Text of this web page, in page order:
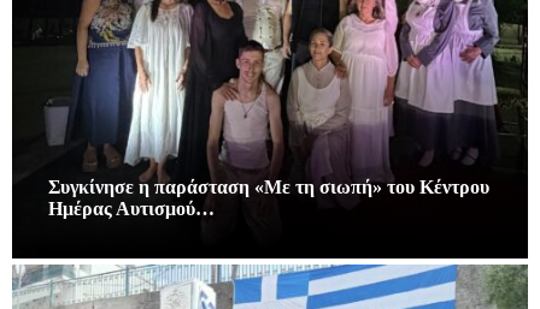
Συγκίνησε η παράσταση «Με τη σιωπή» του Κέντρου
Ημέρας Αυτισμού…